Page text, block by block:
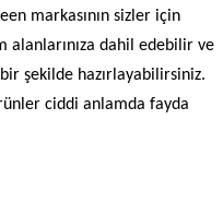
markasının sizler için
alanlarınıza dahil edebilir ve
şekilde hazırlayabilirsiniz.
ciddi anlamda fayda